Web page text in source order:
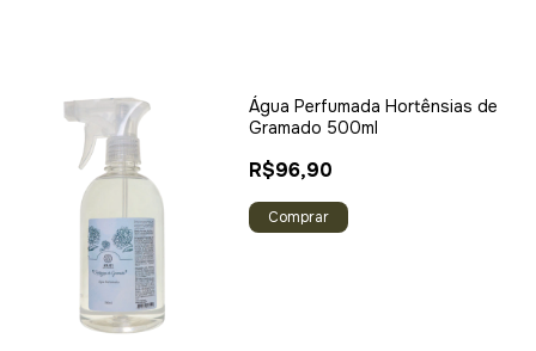
Água Perfumada Hortênsias de
Gramado 500ml
R$96,90